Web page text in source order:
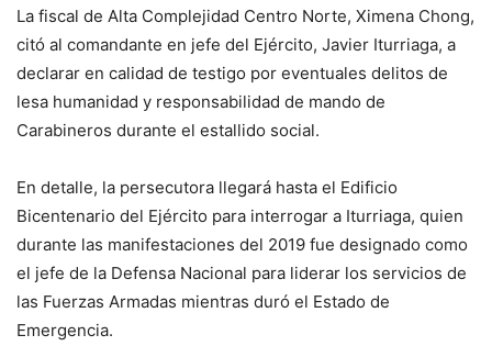
La fiscal de Alta Complejidad Centro Norte, Ximena Chong,
citó al comandante en jefe del Ejército, Javier Iturriaga, a
declarar en calidad de testigo por eventuales delitos de
lesa humanidad y responsabilidad de mando de
Carabineros durante el estallido social.
En detalle, la persecutora llegará hasta el Edificio
Bicentenario del Ejército para interrogar a Iturriaga, quien
durante las manifestaciones del 2019 fue designado como
el jefe de la Defensa Nacional para liderar los servicios de
las Fuerzas Armadas mientras duró el Estado de
Emergencia.